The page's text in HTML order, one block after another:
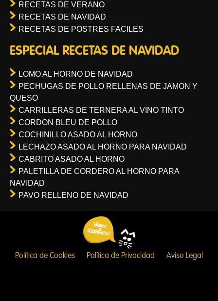
RECETAS DE VERANO
RECETAS DE NAVIDAD
RECETAS DE POSTRES FACILES
ESPECIAL RECETAS DE NAVIDAD
LOMO AL HORNO DE NAVIDAD
PECHUGAS DE POLLO RELLENAS DE JAMON Y
QUESO
CARRILLERAS DE TERNERA AL VINO TINTO
CORDON BLEU DE POLLO
COCHINILLO ASADO AL HORNO
LECHAZO ASADO AL HORNO PARA NAVIDAD
CABRITO ASADO AL HORNO
PALETILLA DE CORDERO AL HORNO PARA
NAVIDAD
PAVO RELLENO DE NAVIDAD
Política de Cookies Política de Privacidad Aviso Legal